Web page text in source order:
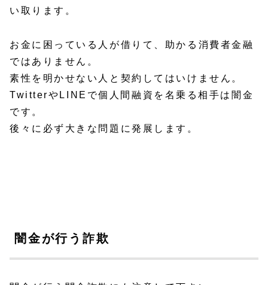
い取ります。
お金に困っている人が借りて、助かる消費者金融
ではありません。
素性を明かせない人と契約してはいけません。
TwitterやLINEで個人間融資を名乗る相手は闇金
です。
後々に必ず大きな問題に発展します。
闇金が行う詐欺